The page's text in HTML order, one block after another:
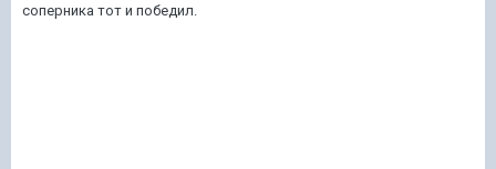
соперника тот и победил.